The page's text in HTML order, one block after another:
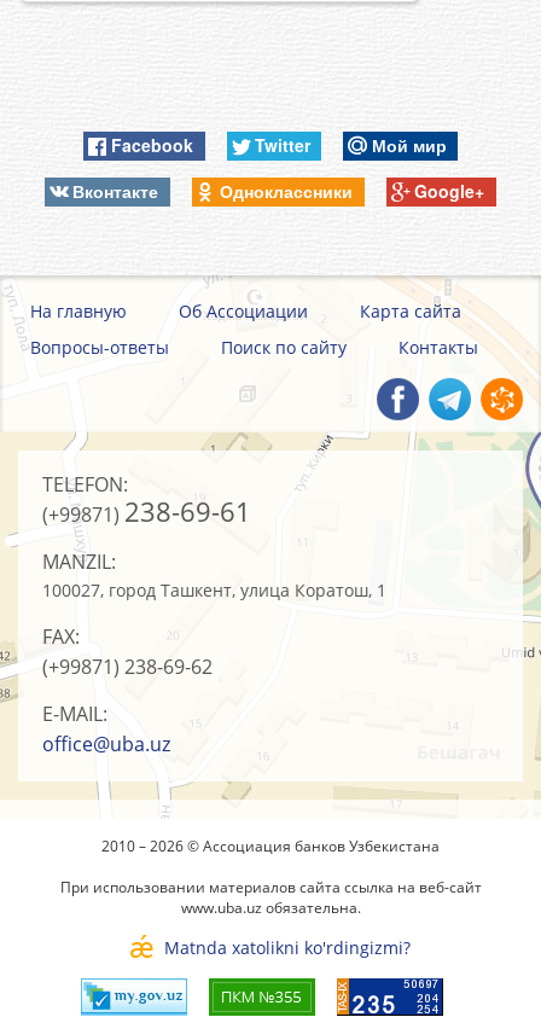
Facebook Twitter
Мой мир
Вконтакте
Одноклассники Google+
На главную Об Ассоциации
Карта сайта
Вопросы-ответы
Поиск по сайту Контакты
TELEFON:
(+99871) 238-69-61
MANZIL:
100027, город Ташкент, улица Коратош, 1
FAX:
(+99871) 238-69-62
E-MAIL:
office@uba.uz
2010 – 2026 © Ассоциация банков Узбекистана
При использовании материалов сайта ссылка на веб-сайт
www.uba.uz обязательна.
Matnda xatolikni ko'rdingizmi?